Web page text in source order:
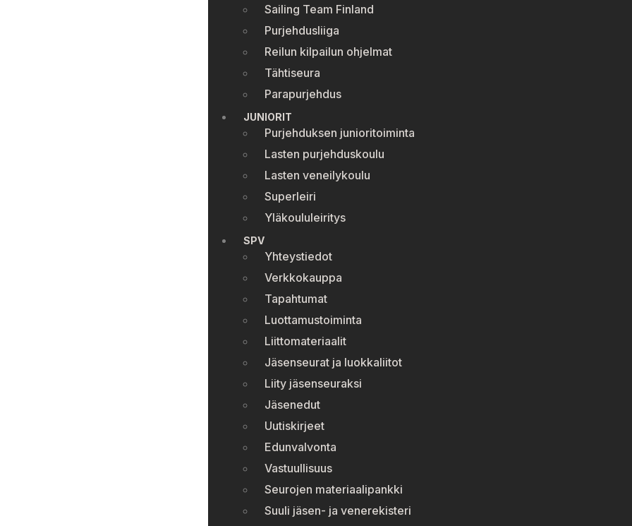
Sailing Team Finland
Purjehdusliiga
Reilun kilpailun ohjelmat
Tähtiseura
Parapurjehdus
JUNIORIT
Purjehduksen junioritoiminta
Lasten purjehduskoulu
Lasten veneilykoulu
Superleiri
Yläkoululeiritys
SPV
Yhteystiedot
Verkkokauppa
Tapahtumat
Luottamustoiminta
Liittomateriaalit
Jäsenseurat ja luokkaliitot
Liity jäsenseuraksi
Jäsenedut
Uutiskirjeet
Edunvalvonta
Vastuullisuus
Seurojen materiaalipankki
Suuli jäsen- ja venerekisteri